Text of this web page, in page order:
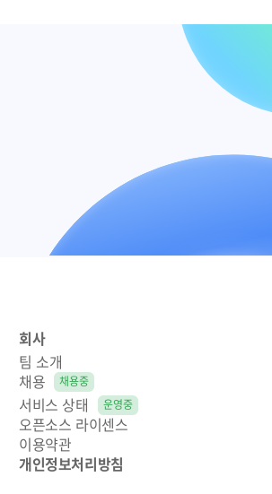
회사
팀 소개
채용
채용중
서비스 상태 운영중
오픈소스 라이센스
이용약관
개인정보처리방침